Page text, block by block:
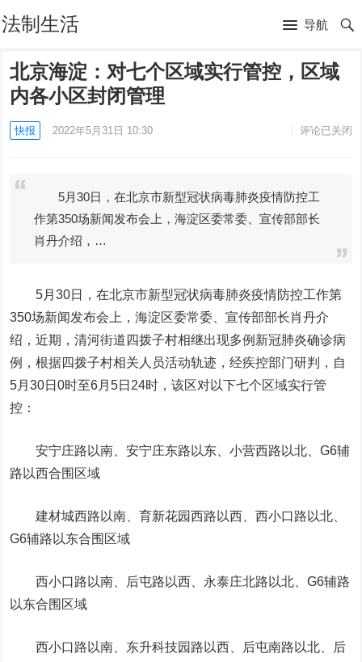
法制生活 导航
北京海淀：对七个区域实行管控，区域
内各小区封闭管理
快报 2022年5月31日 10:30 评论已关闭
5月30日，在北京市新型冠状病毒肺炎疫情防控工
作第350场新闻发布会上，海淀区委常委、宣传部部长
肖丹介绍，…
5月30日，在北京市新型冠状病毒肺炎疫情防控工作第
350场新闻发布会上，海淀区委常委、宣传部部长肖丹介
绍，近期，清河街道四拨子村相继出现多例新冠肺炎确诊病
例，根据四拨子村相关人员活动轨迹，经疾控部门研判，自
5月30日0时至6月5日24时，该区对以下七个区域实行管
控：
安宁庄路以南、安宁庄东路以东、小营西路以北、G6辅
路以西合围区域
建材城西路以南、育新花园西路以西、西小口路以北、
G6辅路以东合围区域
西小口路以南、后屯路以西、永泰庄北路以北、G6辅路
以东合围区域
西小口路以南、东升科技园路以西、后屯南路以北、后